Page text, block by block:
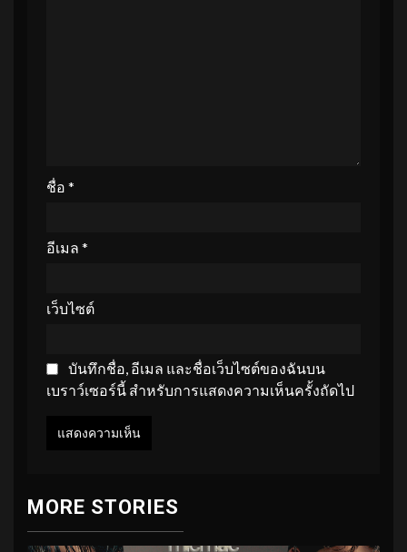
ชื่อ *
อีเมล *
เว็บไซต์
บันทึกชื่อ, อีเมล และชื่อเว็บไซต์ของฉันบน
เบราว์เซอร์นี้ สำหรับการแสดงความเห็นครั้งถัดไป
MORE STORIES